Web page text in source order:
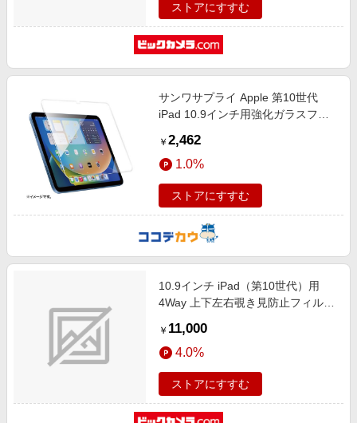
ストアにすすむ
サンワサプライ Apple 第10世代
iPad 10.9インチ用強化ガラスフィ
￥ 2,462
1.0%
ストアにすすむ
10.9インチ iPad（第10世代）用
4Way 上下左右覗き見防止フィルム
￥ 11,000
4.0%
ストアにすすむ